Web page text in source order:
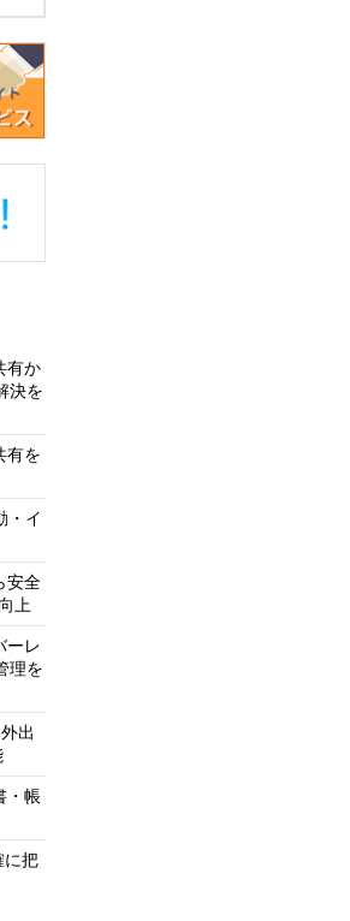
有か
決を
有を
・イ
安全
上
ーレ
理を
出
・帳
に把